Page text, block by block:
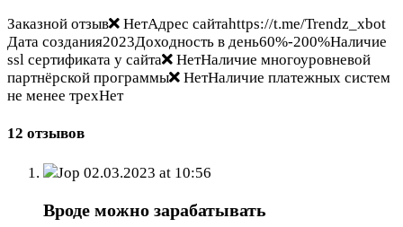
Заказной отзыв
НетАдрес сайтаhttps://t.me/Trendz_xbot
Дата создания2023Доходность в день60%-200%Наличие
ssl сертификата у сайта
НетНаличие многоуровневой
партнёрской программы
НетНаличие платежных систем
не менее трехНет
12 отзывов
Jop 02.03.2023 at 10:56
Вроде можно зарабатывать